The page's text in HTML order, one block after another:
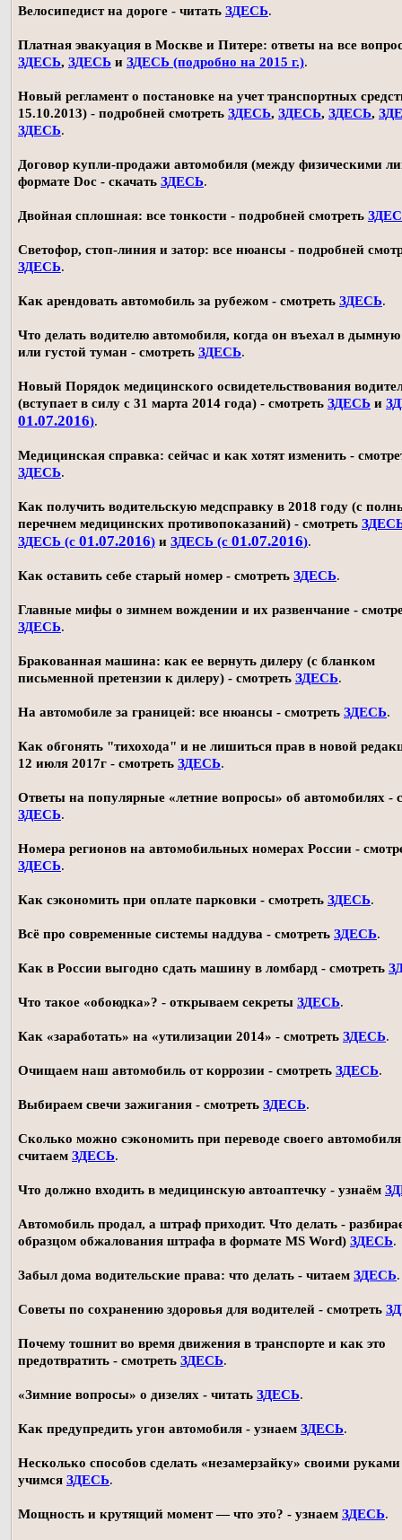
Велосипедист на дороге - читать ЗДЕСЬ.
Платная эвакуация в Москве и Питере: ответы на все
ЗДЕСЬ, ЗДЕСЬ и ЗДЕСЬ (подробно на 2015 г.).
Новый регламент о постановке на учет транспортных
15.10.2013) - подробней смотреть ЗДЕСЬ, ЗДЕСЬ, ЗДЕСЬ,
ЗДЕСЬ.
Договор купли-продажи автомобиля (между физическими
формате Doc - скачать ЗДЕСЬ.
Двойная сплошная: все тонкости - подробней смотреть
Светофор, стоп-линия и затор: все нюансы - подробней
ЗДЕСЬ.
Как арендовать автомобиль за рубежом - смотреть ЗДЕСЬ.
Что делать водителю автомобиля, когда он въехал в дымную
или густой туман - смотреть ЗДЕСЬ.
Новый Порядок медицинского освидетельствования
(вступает в силу с 31 марта 2014 года) - смотреть ЗДЕСЬ и
01.07.2016).
Медицинская справка: сейчас и как хотят изменить -
ЗДЕСЬ.
Как получить водительскую медсправку в 2018 году (с
перечнем медицинских противопоказаний) - смотреть
ЗДЕСЬ (с 01.07.2016) и ЗДЕСЬ (с 01.07.2016).
Как оставить себе старый номер - смотреть ЗДЕСЬ.
Главные мифы о зимнем вождении и их развенчание -
ЗДЕСЬ.
Бракованная машина: как ее вернуть дилеру (с бланком
письменной претензии к дилеру) - смотреть ЗДЕСЬ.
На автомобиле за границей: все нюансы - смотреть ЗДЕСЬ.
Как обгонять "тихохода" и не лишиться прав в новой
12 июля 2017г - смотреть ЗДЕСЬ.
Ответы на популярные «летние вопросы» об автомобилях -
ЗДЕСЬ.
Номера регионов на автомобильных номерах России -
ЗДЕСЬ.
Как сэкономить при оплате парковки - смотреть ЗДЕСЬ.
Всё про современные системы наддува - смотреть ЗДЕСЬ.
Как в России выгодно сдать машину в ломбард - смотреть
Что такое «обоюдка»? - открываем секреты ЗДЕСЬ.
Как «заработать» на «утилизации 2014» - смотреть ЗДЕСЬ.
Очищаем наш автомобиль от коррозии - смотреть ЗДЕСЬ.
Выбираем свечи зажигания - смотреть ЗДЕСЬ.
Сколько можно сэкономить при переводе своего автомобиля
считаем ЗДЕСЬ.
Что должно входить в медицинскую автоаптечку - узнаём
Автомобиль продал, а штраф приходит. Что делать -
образцом обжалования штрафа в формате MS Word) ЗДЕСЬ.
Забыл дома водительские права: что делать - читаем ЗДЕСЬ.
Советы по сохранению здоровья для водителей - смотреть
Почему тошнит во время движения в транспорте и как это
предотвратить - смотреть ЗДЕСЬ.
«Зимние вопросы» о дизелях - читать ЗДЕСЬ.
Как предупредить угон автомобиля - узнаем ЗДЕСЬ.
Несколько способов сделать «незамерзайку» своими
учимся ЗДЕСЬ.
Мощность и крутящий момент — что это? - узнаем ЗДЕСЬ.